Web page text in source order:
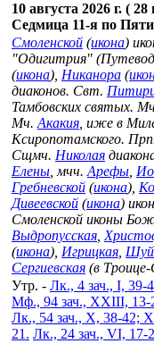
10 августа 2026 г. (
Седмица 11-я по
Смоленской (икона)
"Одигитрия"
(икона), Никанора (
диаконов. Свт.
Тамбовских святых.
Мч. Акакия , иже в
Ксиропотамского.
Сщмч. Николая
Елены , мчч. Арефы
Гребневской (икона),
Дивеевской (икона)
Смоленской иконы
Выдропусская
(икона), Игрицкая
Сергиевская (в Троице-
Утр. - Лк., 4 зач., I, 39-
Мф., 94 зач., XXIII, 13-
Лк., 54 зач., X, 38-42;
21. Лк., 24 зач., VI, 17-